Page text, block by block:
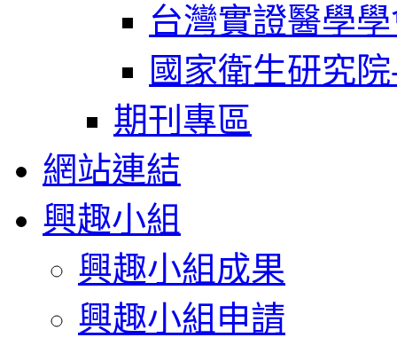
台灣實證醫學
國家衛生研究
期刊專區
網站連結
興趣小組
興趣小組成果
興趣小組申請